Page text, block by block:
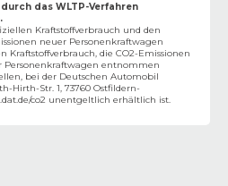
das WLTP-Verfahren
Kraftstoffverbrauch und den
neuer Personenkraftwagen
Kraftstoffverbrauch, die CO2-Emissionen
Personenkraftwagen entnommen
bei der Deutschen Automobil
Hirth-Str. 1, 73760 Ostfildern-
co2 unentgeltlich erhältlich ist.